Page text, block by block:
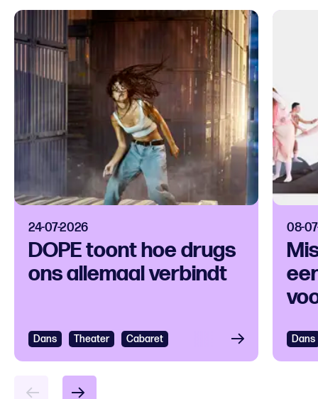
24-07-2026
DOPE toont hoe drugs
ons allemaal verbindt
Dans Theater Cabaret
08-
Dans
Bekijken